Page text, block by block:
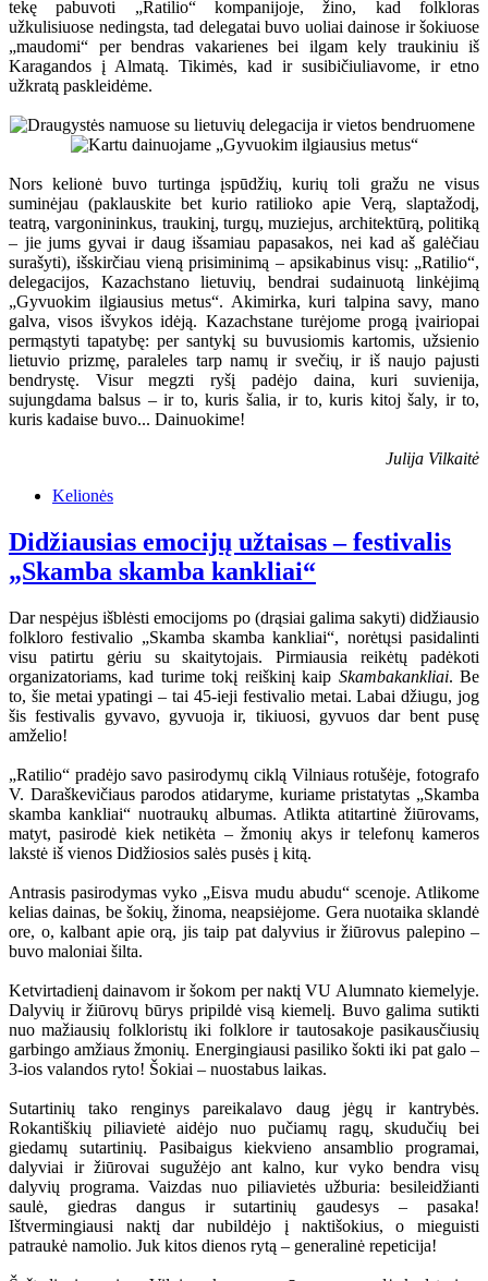
tekę pabuvoti „Ratilio“ kompanijoje, žino, kad folkloras
užkulisiuose nedingsta, tad delegatai buvo uoliai dainose ir šokiuose
„maudomi“ per bendras vakarienes bei ilgam kely traukiniu iš
Karagandos į Almatą. Tikimės, kad ir susibičiuliavome, ir etno
užkratą paskleidėme.
Nors kelionė buvo turtinga įspūdžių, kurių toli gražu ne visus
suminėjau (paklauskite bet kurio ratilioko apie Verą, slaptažodį,
teatrą, vargonininkus, traukinį, turgų, muziejus, architektūrą, politiką
– jie jums gyvai ir daug išsamiau papasakos, nei kad aš galėčiau
surašyti), išskirčiau vieną prisiminimą – apsikabinus visų: „Ratilio“,
delegacijos, Kazachstano lietuvių, bendrai sudainuotą linkėjimą
„Gyvuokim ilgiausius metus“. Akimirka, kuri talpina savy, mano
galva, visos išvykos idėją. Kazachstane turėjome progą įvairiopai
permąstyti tapatybę: per santykį su buvusiomis kartomis, užsienio
lietuvio prizmę, paraleles tarp namų ir svečių, ir iš naujo pajusti
bendrystę. Visur megzti ryšį padėjo daina, kuri suvienija,
sujungdama balsus – ir to, kuris šalia, ir to, kuris kitoj šaly, ir to,
kuris kadaise buvo... Dainuokime!
Julija Vilkaitė
Kelionės
Didžiausias emocijų užtaisas – festivalis
„Skamba skamba kankliai“
Dar nespėjus išblėsti emocijoms po (drąsiai galima sakyti) didžiausio
folkloro festivalio „Skamba skamba kankliai“, norėtųsi pasidalinti
visu patirtu gėriu su skaitytojais. Pirmiausia reikėtų padėkoti
organizatoriams, kad turime tokį reiškinį kaip Skambakankliai. Be
to, šie metai ypatingi – tai 45-ieji festivalio metai. Labai džiugu, jog
šis festivalis gyvavo, gyvuoja ir, tikiuosi, gyvuos dar bent pusę
amželio!
„Ratilio“ pradėjo savo pasirodymų ciklą Vilniaus rotušėje, fotografo
V. Daraškevičiaus parodos atidaryme, kuriame pristatytas „Skamba
skamba kankliai“ nuotraukų albumas. Atlikta atitartinė žiūrovams,
matyt, pasirodė kiek netikėta – žmonių akys ir telefonų kameros
lakstė iš vienos Didžiosios salės pusės į kitą.
Antrasis pasirodymas vyko „Eisva mudu abudu“ scenoje. Atlikome
kelias dainas, be šokių, žinoma, neapsiėjome. Gera nuotaika sklandė
ore, o, kalbant apie orą, jis taip pat dalyvius ir žiūrovus palepino –
buvo maloniai šilta.
Ketvirtadienį dainavom ir šokom per naktį VU Alumnato kiemelyje.
Dalyvių ir žiūrovų būrys pripildė visą kiemelį. Buvo galima sutikti
nuo mažiausių folkloristų iki folklore ir tautosakoje pasikausčiusių
garbingo amžiaus žmonių. Energingiausi pasiliko šokti iki pat galo –
3-ios valandos ryto! Šokiai – nuostabus laikas.
Sutartinių tako renginys pareikalavo daug jėgų ir kantrybės.
Rokantiškių piliavietė aidėjo nuo pučiamų ragų, skudučių bei
giedamų sutartinių. Pasibaigus kiekvieno ansamblio programai,
dalyviai ir žiūrovai sugužėjo ant kalno, kur vyko bendra visų
dalyvių programa. Vaizdas nuo piliavietės užburia: besileidžianti
saulė, giedras dangus ir sutartinių gaudesys – pasaka!
Ištvermingiausi naktį dar nubildėjo į naktišokius, o mieguisti
patraukė namolio. Juk kitos dienos rytą – generalinė repeticija!